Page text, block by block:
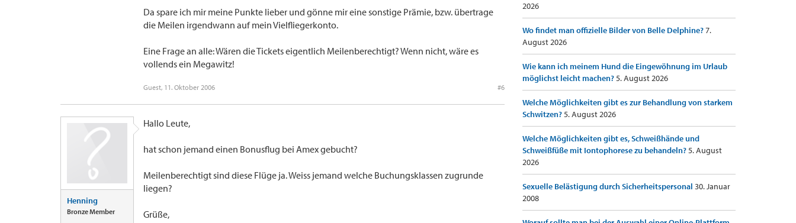
Da spare ich mir meine Punkte lieber und gönne mir eine sonstige Prämie, bzw. übertrage
die Meilen irgendwann auf mein Vielfliegerkonto.
Eine Frage an alle: Wären die Tickets eigentlich Meilenberechtigt? Wenn nicht, wäre es
vollends ein Megawitz!
Guest, 11. Oktober 2006 #6
Henning
Bronze Member
Hallo Leute,
hat schon jemand einen Bonusflug bei Amex gebucht?
Meilenberechtigt sind diese Flüge ja. Weiss jemand welche Buchungsklassen zugrunde
liegen?
Grüße,
2026
Wo findet man offizielle Bilder von Belle Delphine?7.
August 2026
Wie kann ich meinem Hund die Eingewöhnung im Urlaub
möglichst leicht machen?5. August 2026
Welche Möglichkeiten gibt es zur Behandlung von starkem
Schwitzen?5. August 2026
Welche Möglichkeiten gibt es, Schweißhände und
Schweißfüße mit Iontophorese zu behandeln?5. August
2026
Sexuelle Belästigung durch Sicherheitspersonal 30. Januar
2008